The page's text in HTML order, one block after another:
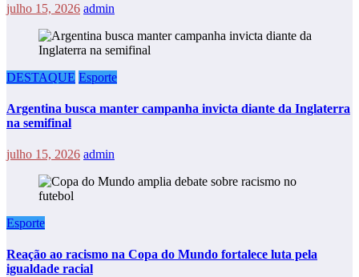
julho 15, 2026 admin
DESTAQUE Esporte
Argentina busca manter campanha invicta diante da Inglaterra
na semifinal
julho 15, 2026 admin
Esporte
Reação ao racismo na Copa do Mundo fortalece luta pela
igualdade racial